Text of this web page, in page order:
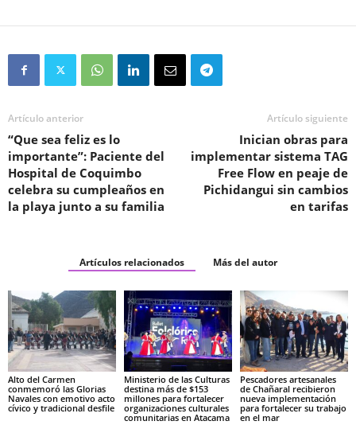
Artículo anterior
“Que sea feliz es lo
importante”: Paciente del
Hospital de Coquimbo
celebra su cumpleaños en
la playa junto a su familia
Artículo siguiente
Inician obras para
implementar sistema TAG
Free Flow en peaje de
Pichidangui sin cambios
en tarifas
Artículos relacionados Más del autor
Alto del Carmen
conmemoró las Glorias
Navales con emotivo acto
cívico y tradicional desfile
Ministerio de las Culturas
destina más de $153
millones para fortalecer
organizaciones culturales
comunitarias en Atacama
Pescadores artesanales
de Chañaral recibieron
nueva implementación
para fortalecer su trabajo
en el mar